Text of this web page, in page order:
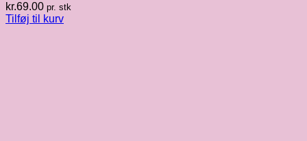
kr.69.00 pr. stk
Tilføj til kurv